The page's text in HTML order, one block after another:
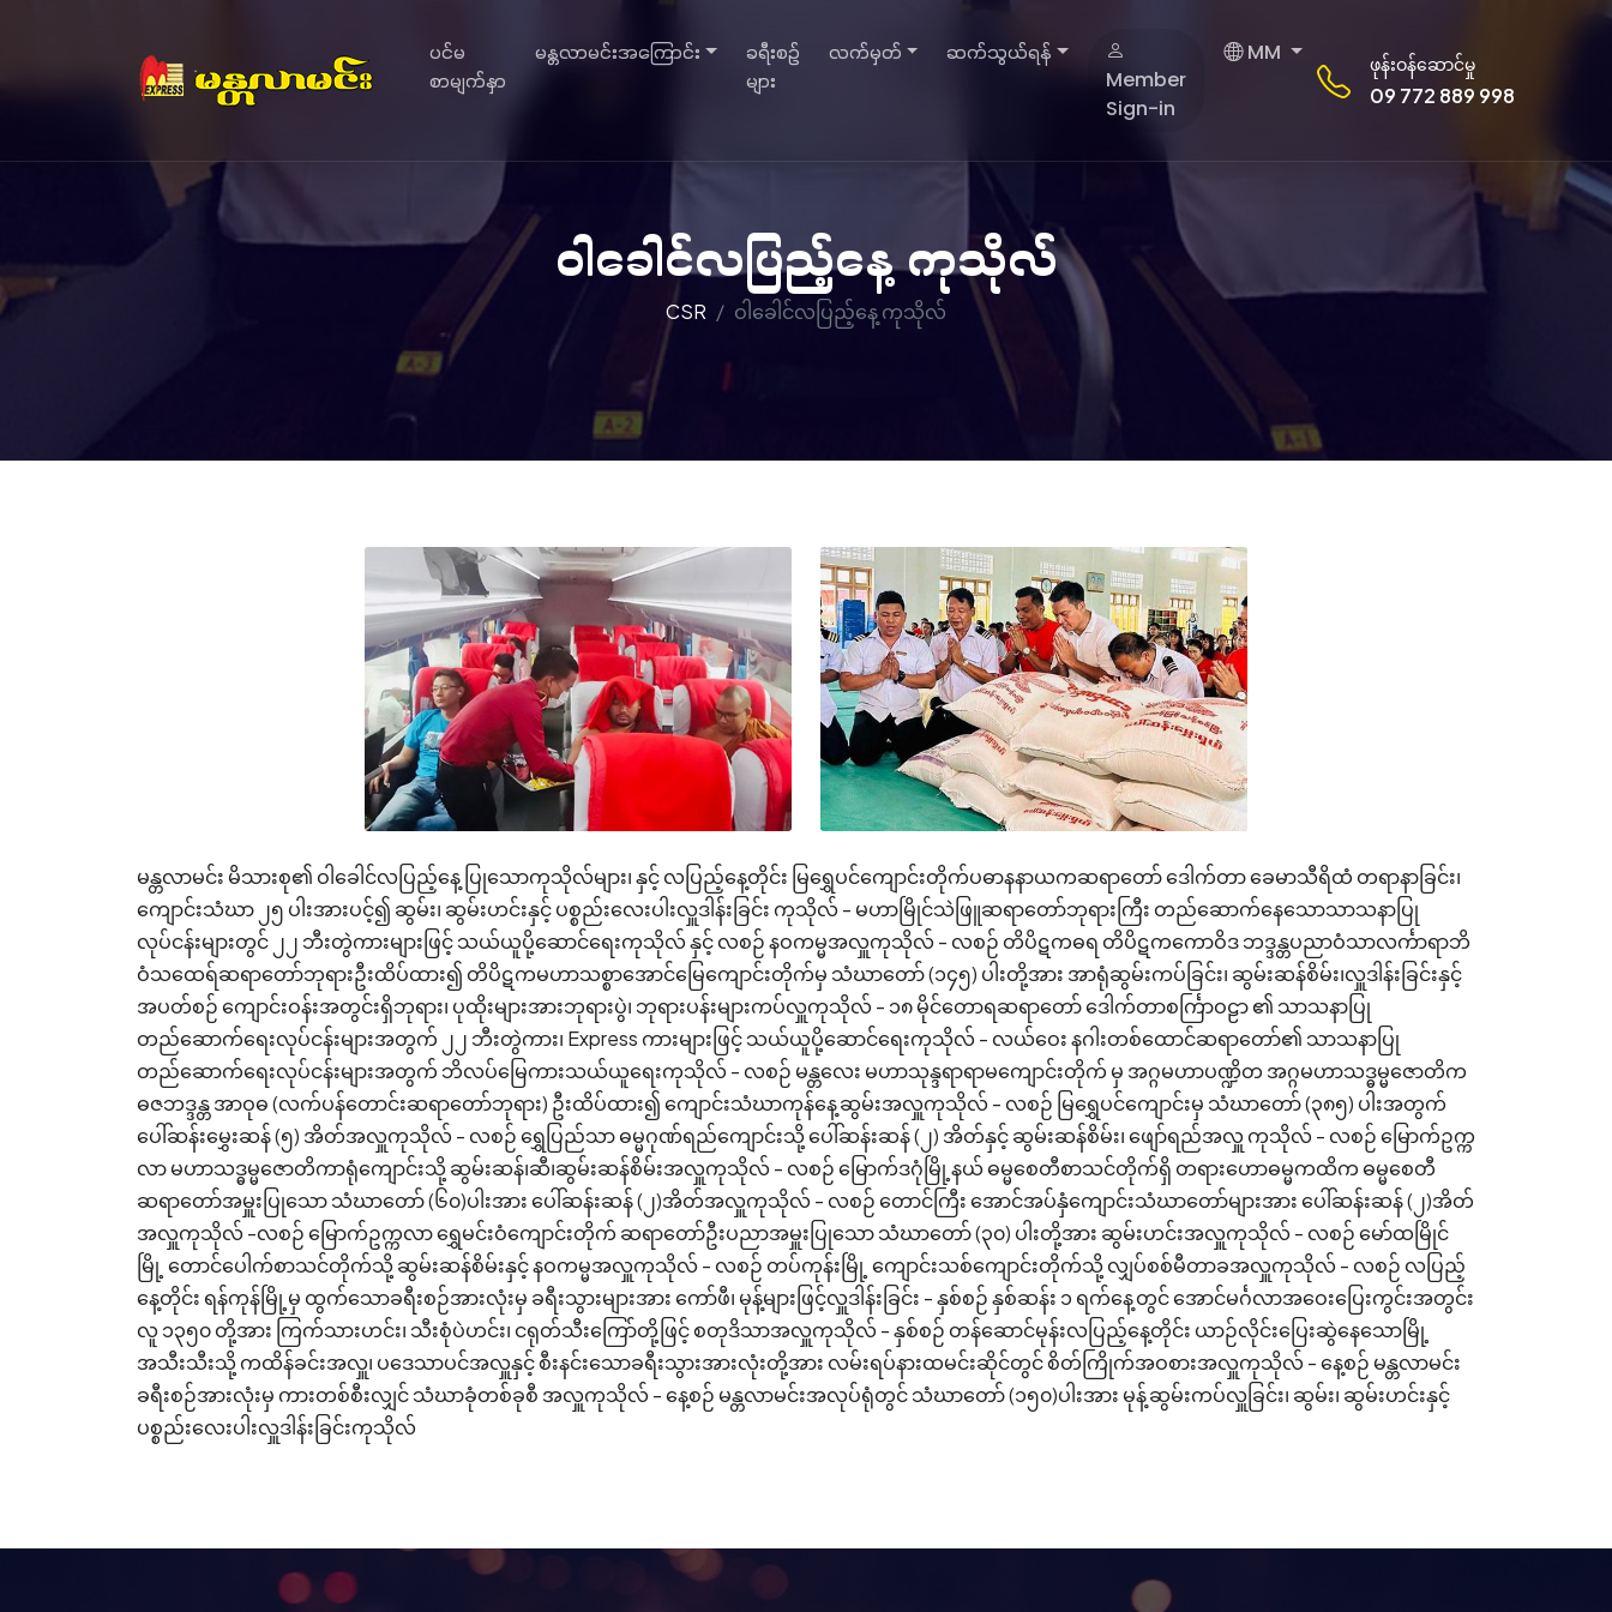
ပင်မ
စာမျက်နှာ
မန္တလာမင်းအကြောင်း
ခရီးစဉ်
များ
လက်မှတ်
ဆက်သွယ်ရန်
Member
Sign-in
MM ဖုန်းဝန်ဆောင်မှု
09 772 889 998
ဝါခေါင်လပြည့်နေ့ ကုသိုလ်
CSR ဝါခေါင်လပြည့်နေ့ ကုသိုလ်
မန္တလာမင်း မိသားစု၏ ဝါခေါင်လပြည့်နေ့ ပြုသောကုသိုလ်များ၊ နှင့် လပြည့်နေ့တိုင်း မြရွှေပင်ကျောင်းတိုက်ပဓာနနာယကဆရာတော် ဒေါက်တာ ခေမာသီရိထံ တရာနာခြင်း၊
ကျောင်းသံဃာ ၂၅ ပါးအားပင့်၍ ဆွမ်း၊ ဆွမ်းဟင်းနှင့် ပစ္စည်းလေးပါးလှူဒါန်းခြင်း ကုသိုလ် - မဟာမြိုင်သဲဖြူဆရာတော်ဘုရားကြီး တည်ဆောက်နေသောသာသနာပြု
လုပ်ငန်းများတွင် ၂၂ ဘီးတွဲကားများဖြင့် သယ်ယူပို့ဆောင်ရေးကုသိုလ် နှင့် လစဉ် နဝကမ္မအလှူကုသိုလ် - လစဉ် တိပိဋကဓရ တိပိဋကကောဝိဒ ဘဒ္ဒန္တပညာဝံသာလင်္ကာရာဘိ
ဝံသထေရ်ဆရာတော်ဘုရားဦးထိပ်ထား၍ တိပိဋကမဟာသစ္စာအောင်မြေကျောင်းတိုက်မှ သံဃာတော် (၁၄၅) ပါးတို့အား အာရုံဆွမ်းကပ်ခြင်း၊ ဆွမ်းဆန်စိမ်း၊လှူဒါန်းခြင်းနှင့်
အပတ်စဉ် ကျောင်းဝန်းအတွင်းရှိဘုရား၊ ပုထိုးများအားဘုရားပွဲ၊ ဘုရားပန်းများကပ်လှူကုသိုလ် - ၁၈ မိုင်တောရဆရာတော် ဒေါက်တာစင်္ကြာဝဠာ ၏ သာသနာပြု
တည်ဆောက်ရေးလုပ်ငန်းများအတွက် ၂၂ ဘီးတွဲကား၊ Express ကားများဖြင့် သယ်ယူပို့ဆောင်ရေးကုသိုလ် - လယ်ဝေး နဂါးတစ်ထောင်ဆရာတော်၏ သာသနာပြု
တည်ဆောက်ရေးလုပ်ငန်းများအတွက် ဘိလပ်မြေကားသယ်ယူရေးကုသိုလ် - လစဉ် မန္တလေး မဟာသုန္ဒရာရာမကျောင်းတိုက် မှ အဂ္ဂမဟာပဏ္ဍိတ အဂ္ဂမဟာသဒ္ဓမ္မဇောတိက
ဓဇဘဒ္ဒန္တ အာဝုဓ (လက်ပန်တောင်းဆရာတော်ဘုရား) ဦးထိပ်ထား၍ ကျောင်းသံဃာကုန်နေ့ဆွမ်းအလှူကုသိုလ် - လစဉ် မြရွှေပင်ကျောင်းမှ သံဃာတော် (၃၈၅) ပါးအတွက်
ပေါ်ဆန်းမွှေးဆန် (၅) အိတ်အလှူကုသိုလ် - လစဉ် ရွှေပြည်သာ ဓမ္မဂုဏ်ရည်ကျောင်းသို့ ပေါ်ဆန်းဆန် (၂) အိတ်နှင့် ဆွမ်းဆန်စိမ်း၊ ဖျော်ရည်အလှူ ကုသိုလ် - လစဉ် မြောက်ဥက္က
လာ မဟာသဒ္ဓမ္မဇောတိကာရုံကျောင်းသို့ ဆွမ်းဆန်၊ဆီ၊ဆွမ်းဆန်စိမ်းအလှူကုသိုလ် - လစဉ် မြောက်ဒဂုံမြို့နယ် ဓမ္မစေတီစာသင်တိုက်ရှိ တရားဟောဓမ္မကထိက ဓမ္မစေတီ
ဆရာတော်အမှူးပြုသော သံဃာတော် (၆၀)ပါးအား ပေါ်ဆန်းဆန် (၂)အိတ်အလှူကုသိုလ် - လစဉ် တောင်ကြီး အောင်အပ်နှံကျောင်းသံဃာတော်များအား ပေါ်ဆန်းဆန် (၂)အိတ်
အလှူကုသိုလ် -လစဉ် မြောက်ဥက္ကလာ ရွှေမင်းဝံကျောင်းတိုက် ဆရာတော်ဦးပညာအမှူးပြုသော သံဃာတော် (၃၀) ပါးတို့အား ဆွမ်းဟင်းအလှူကုသိုလ် - လစဉ် မော်ထမြိုင်
မြို့ တောင်ပေါက်စာသင်တိုက်သို့ ဆွမ်းဆန်စိမ်းနှင့် နဝကမ္မအလှူကုသိုလ် - လစဉ် တပ်ကုန်းမြို့ ကျောင်းသစ်ကျောင်းတိုက်သို့ လျှပ်စစ်မီတာခအလှူကုသိုလ် - လစဉ် လပြည့်
နေ့တိုင်း ရန်ကုန်မြို့မှ ထွက်သောခရီးစဉ်အားလုံးမှ ခရီးသွားများအား ကော်ဖီ၊ မုန့်များဖြင့်လှူဒါန်းခြင်း - နှစ်စဉ် နှစ်ဆန်း ၁ ရက်နေ့တွင် အောင်မင်္ဂလာအဝေးပြေးကွင်းအတွင်း
လူ ၁၃၅၀ တို့အား ကြက်သားဟင်း၊ သီးစုံပဲဟင်း၊ ငရုတ်သီးကြော်တို့ဖြင့် စတုဒိသာအလှူကုသိုလ် - နှစ်စဉ် တန်ဆောင်မုန်းလပြည့်နေ့တိုင်း ယာဉ်လိုင်းပြေးဆွဲနေသောမြို့
အသီးသီးသို့ ကထိန်ခင်းအလှူ၊ ပဒေသာပင်အလှူနှင့် စီးနင်းသောခရီးသွားအားလုံးတို့အား လမ်းရပ်နားထမင်းဆိုင်တွင် စိတ်ကြိုက်အဝစားအလှူကုသိုလ် - နေ့စဉ် မန္တလာမင်း
ခရီးစဉ်အားလုံးမှ ကားတစ်စီးလျှင် သံဃာခုံတစ်ခုစီ အလှူကုသိုလ် - နေ့စဉ် မန္တလာမင်းအလုပ်ရုံတွင် သံဃာတော် (၁၅၀)ပါးအား မုန့်ဆွမ်းကပ်လှူခြင်း၊ ဆွမ်း၊ ဆွမ်းဟင်းနှင့်
ပစ္စည်းလေးပါးလှူဒါန်းခြင်းကုသိုလ်